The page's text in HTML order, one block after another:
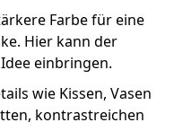
Farbe für eine
Hier kann der
einbringen.
wie Kissen, Vasen
kontrastreichen